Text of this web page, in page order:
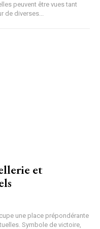
peuvent être vues tant
de diverses...
et
une place prépondérante
Symbole de victoire,